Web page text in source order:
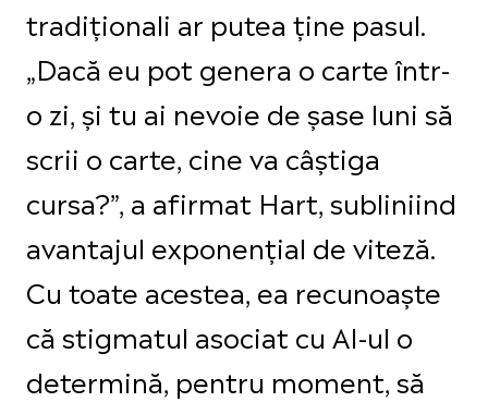
tradiționali ar putea ține pasul.
„Dacă eu pot genera o carte într-
o zi, și tu ai nevoie de șase luni să
scrii o carte, cine va câștiga
cursa?”, a afirmat Hart, subliniind
avantajul exponențial de viteză.
Cu toate acestea, ea recunoaște
că stigmatul asociat cu AI-ul o
determină, pentru moment, să